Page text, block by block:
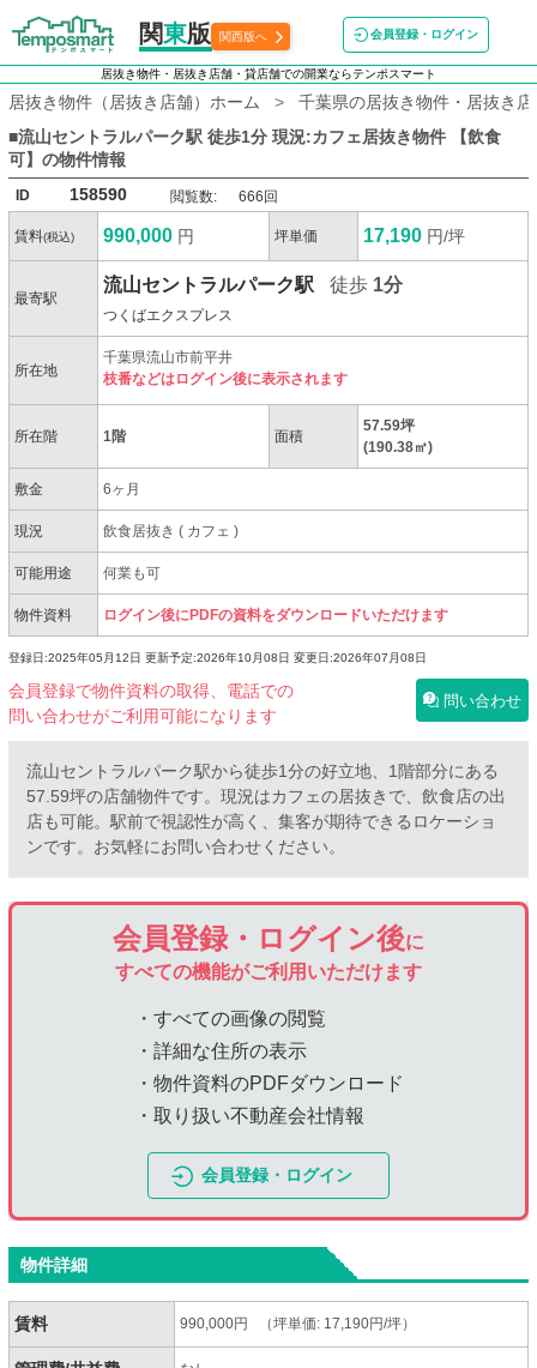
関東版 関西版へ 会員登録・ログイン
居抜き物件・居抜き店舗・貸店舗での開業ならテンポスマート
居抜き物件（居抜き店舗）ホーム
千葉県の居抜き物件・居抜き
■流山セントラルパーク駅 徒歩1分 現況:カフェ居抜き物件 【飲食
可】 の物件情報
ID 158590 閲覧数: 666回
賃料(税込) 990,000 円 坪単価 17,190 円/坪
最寄駅
流山セントラルパーク駅 徒歩 1分
つくばエクスプレス
所在地
千葉県流山市前平井
枝番などはログイン後に表示されます
所在階 1階 面積
57.59坪
(190.38㎡)
敷金 6ヶ月
現況 飲食居抜き( カフェ)
可能用途 何業も可
物件資料 ログイン後にPDFの資料をダウンロードいただけます
登録日:2025年05月12日 更新予定:2026年10月08日 変更日:2026年07月08日
会員登録で物件資料の取得、電話での
問い合わせがご利用可能になります
問い合わせ
流山セントラルパーク駅から徒歩1分の好立地、1階部分にある
57.59坪の店舗物件です。現況はカフェの居抜きで、飲食店の出
店も可能。駅前で視認性が高く、集客が期待できるロケーショ
ンです。お気軽にお問い合わせください。
会員登録・ログイン後に
すべての機能がご利用いただけます
・すべての画像の閲覧
・詳細な住所の表示
・物件資料のPDFダウンロード
・取り扱い不動産会社情報
会員登録・ログイン
物件詳細
賃料 990,000円 （坪単価: 17,190円/坪）